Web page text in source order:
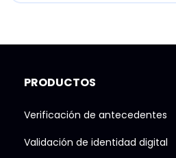
PRODUCTOS
Verificación de antecedentes
Validación de identidad digital